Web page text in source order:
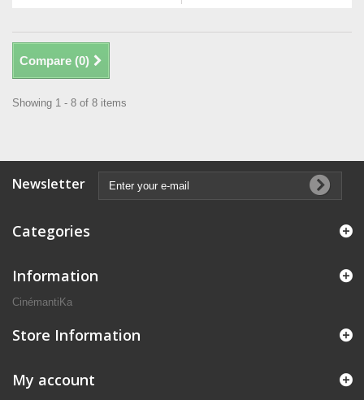
Compare (0)
Showing 1 - 8 of 8 items
Newsletter
Categories
Information
CinémantiKa
Store Information
My account